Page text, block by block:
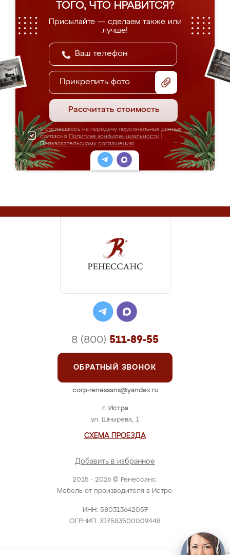
ТОГО, ЧТО НРАВИТСЯ?
Присылайте — сделаем также или
лучше!
Прикрепить фото
Рассчитать стоимость
Я соглашаюсь на передачу персональных данных
согласно Политике конфиденциальности
Пользовательскому соглашению
2015 - 2026 © Ренессанс.
Мебель от производителя в Истре.
ИНН: 580313642057
ОГРНИП: 317583500009448
г. Истра
ул. Шнырева, 1
СХЕМА ПРОЕЗДА
Добавить в избранное
8 (800) 511-89-55
ОБРАТНЫЙ ЗВОНОК
corp-renessans@yandex.ru